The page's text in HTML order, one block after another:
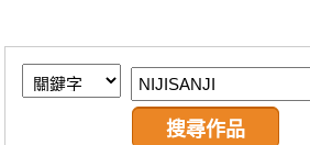
繪圖藝廊
交流中心
攤位轉讓區